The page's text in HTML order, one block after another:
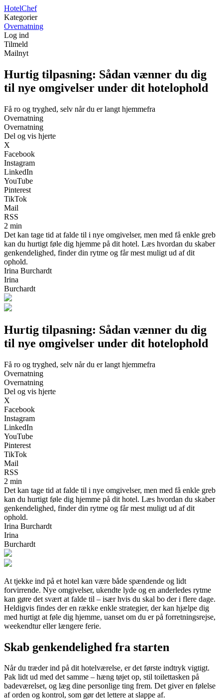
HotelChef
Kategorier
Overnatning
Log ind
Tilmeld
Mailnyt
Hurtig tilpasning: Sådan vænner du dig
til nye omgivelser under dit hotelophold
Få ro og tryghed, selv når du er langt hjemmefra
Overnatning
Overnatning
Del og vis hjerte
X
Facebook
Instagram
LinkedIn
YouTube
Pinterest
TikTok
Mail
RSS
2 min
Det kan tage tid at falde til i nye omgivelser, men med få enkle greb
kan du hurtigt føle dig hjemme på dit hotel. Læs hvordan du skaber
genkendelighed, finder din rytme og får mest muligt ud af dit
ophold.
Irina Burchardt
Irina
Burchardt
Hurtig tilpasning: Sådan vænner du dig
til nye omgivelser under dit hotelophold
Få ro og tryghed, selv når du er langt hjemmefra
Overnatning
Overnatning
Del og vis hjerte
X
Facebook
Instagram
LinkedIn
YouTube
Pinterest
TikTok
Mail
RSS
2 min
Det kan tage tid at falde til i nye omgivelser, men med få enkle greb
kan du hurtigt føle dig hjemme på dit hotel. Læs hvordan du skaber
genkendelighed, finder din rytme og får mest muligt ud af dit
ophold.
Irina Burchardt
Irina
Burchardt
At tjekke ind på et hotel kan være både spændende og lidt
forvirrende. Nye omgivelser, ukendte lyde og en anderledes rytme
kan gøre det svært at falde til – især hvis du skal bo der i flere dage.
Heldigvis findes der en række enkle strategier, der kan hjælpe dig
med hurtigt at føle dig hjemme, uanset om du er på forretningsrejse,
weekendtur eller længere ferie.
Skab genkendelighed fra starten
Når du træder ind på dit hotelværelse, er det første indtryk vigtigt.
Pak lidt ud med det samme – hæng tøjet op, stil toilettasken på
badeværelset, og læg dine personlige ting frem. Det giver en følelse
af orden og kontrol, som gør det lettere at slappe af.